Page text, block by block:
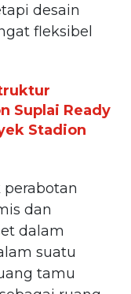
desain
fleksibel
Suplai Ready
Stadion
dan
dalam
suatu
tamu